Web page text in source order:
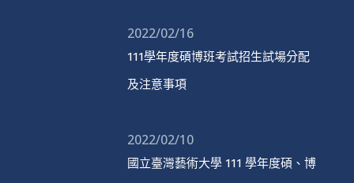
2022/02/16
111學年度碩博班考試招生試場分配
及注意事項
2022/02/10
國立臺灣藝術大學 111 學年度碩、博